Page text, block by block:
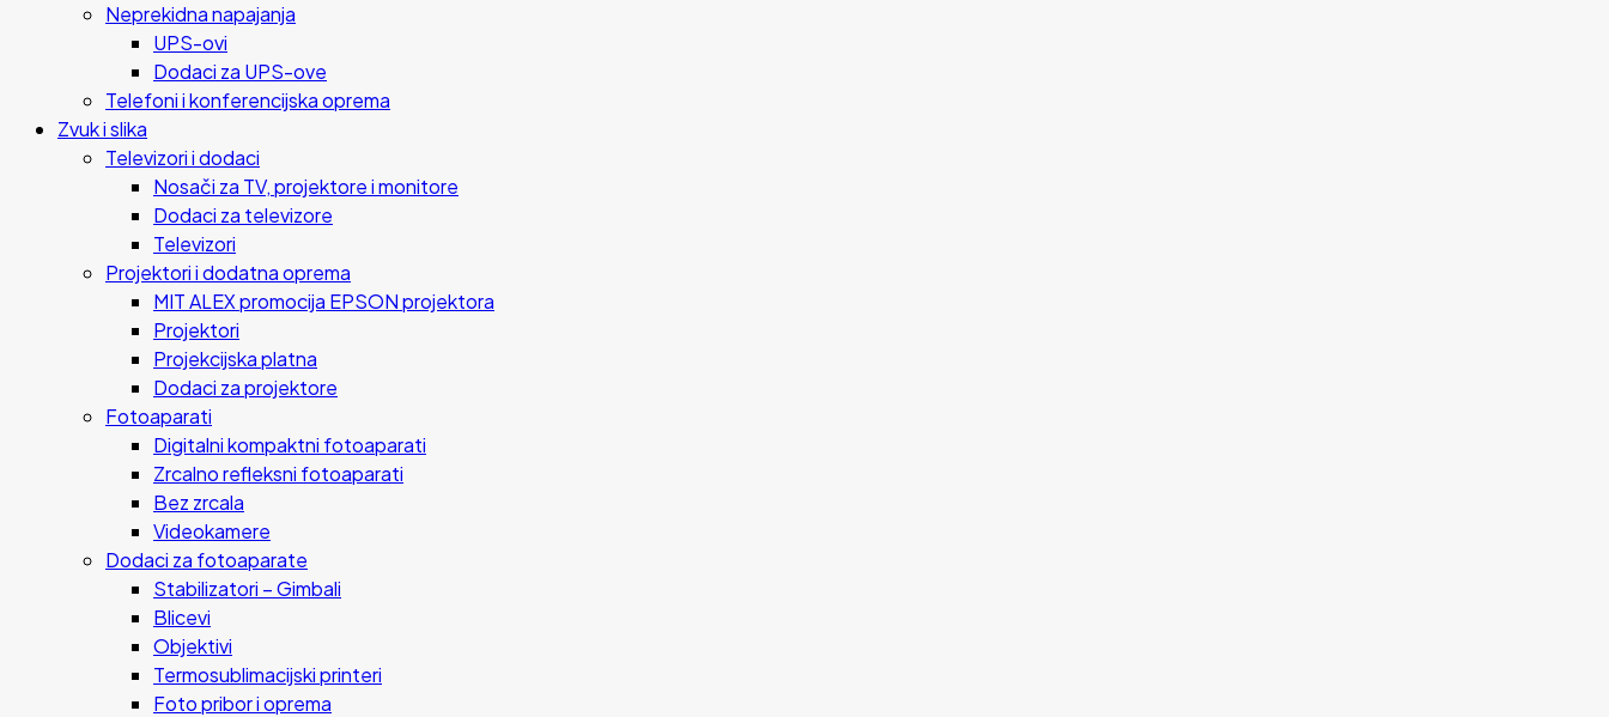
Neprekidna napajanja
UPS-ovi
Dodaci za UPS-ove
Telefoni i konferencijska oprema
Zvuk i slika
Televizori i dodaci
Nosači za TV, projektore i monitore
Dodaci za televizore
Televizori
Projektori i dodatna oprema
MIT ALEX promocija EPSON projektora
Projektori
Projekcijska platna
Dodaci za projektore
Fotoaparati
Digitalni kompaktni fotoaparati
Zrcalno refleksni fotoaparati
Bez zrcala
Videokamere
Dodaci za fotoaparate
Stabilizatori – Gimbali
Blicevi
Objektivi
Termosublimacijski printeri
Foto pribor i oprema